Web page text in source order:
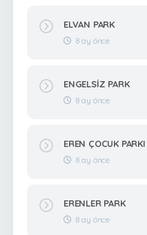
ELVAN PARK
8 ay önce
ENGELSİZ PARK
8 ay önce
EREN ÇOCUK PARKI
8 ay önce
ERENLER PARK
8 ay önce